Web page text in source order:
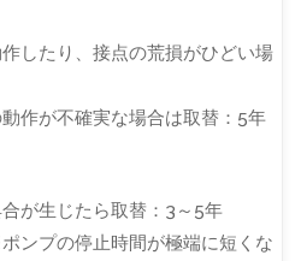
したり、接点の荒損がひどい場
作が不確実な場合は取替：5年
が生じたら取替：3～5年
ンプの停止時間が極端に短くな